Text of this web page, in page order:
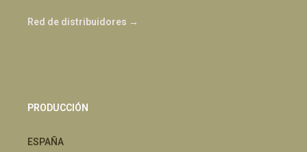
Red de distribuidores →
PRODUCCIÓN
ESPAÑA